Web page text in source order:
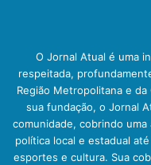
O Jornal Atual é uma
respeitada,
Região Metropolitana e
sua fundação, o Jornal
comunidade, cobrindo
política local e estadual
esportes e cultura. Sua